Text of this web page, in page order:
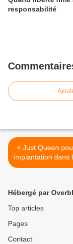
responsabilité
< Just Queen poursuit son
implantation dans
Hébergé par
Top articles
Pages
Contact